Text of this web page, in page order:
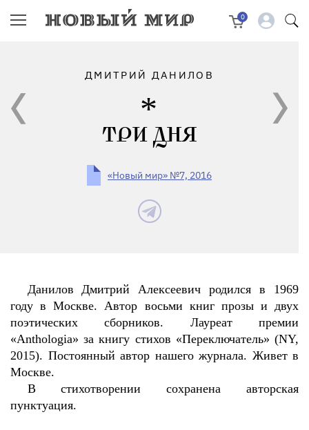
0
ДМИТРИЙ ДАНИЛОВ
ТРИ ДНЯ
«Новый мир» №7, 2016
Данилов Дмитрий Алексеевич родился в 1969
году в Москве. Автор восьми книг прозы и двух
поэтических сборников. Лауреат премии
«Anthologia» за книгу стихов «Переключатель» (NY,
2015). Постоянный автор нашего журнала. Живет в
Москве.
В стихотворении сохранена авторская
пунктуация.